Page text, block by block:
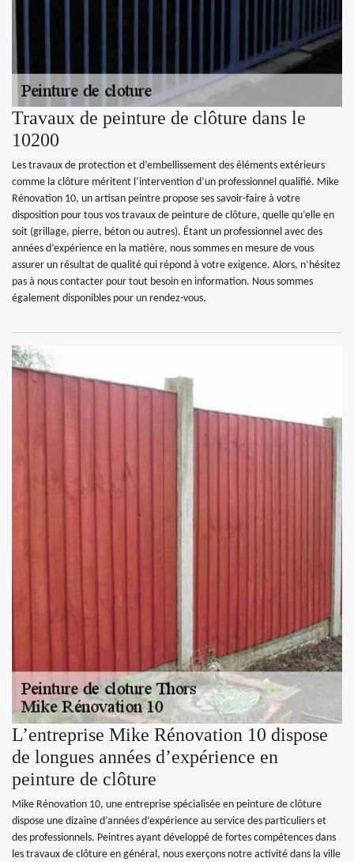
Travaux de peinture de clôture dans le
10200
Les travaux de protection et d’embellissement des éléments extérieurs
comme la clôture méritent l’intervention d’un professionnel qualifié. Mike
Rénovation 10, un artisan peintre propose ses savoir-faire à votre
disposition pour tous vos travaux de peinture de clôture, quelle qu’elle en
soit (grillage, pierre, béton ou autres). Étant un professionnel avec des
années d’expérience en la matière, nous sommes en mesure de vous
assurer un résultat de qualité qui répond à votre exigence. Alors, n’hésitez
pas à nous contacter pour tout besoin en information. Nous sommes
également disponibles pour un rendez-vous.
L’entreprise Mike Rénovation 10 dispose
de longues années d’expérience en
peinture de clôture
Mike Rénovation 10, une entreprise spécialisée en peinture de clôture
dispose une dizaine d’années d’expérience au service des particuliers et
des professionnels. Peintres ayant développé de fortes compétences dans
les travaux de clôture en général, nous exerçons notre activité dans la ville